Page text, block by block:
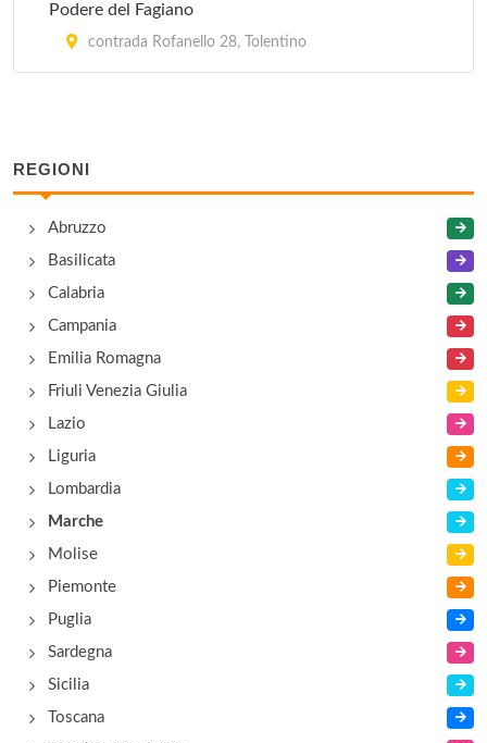
Podere del Fagiano
contrada Rofanello 28, Tolentino
REGIONI
Abruzzo
Basilicata
Calabria
Campania
Emilia Romagna
Friuli Venezia Giulia
Lazio
Liguria
Lombardia
Marche
Molise
Piemonte
Puglia
Sardegna
Sicilia
Toscana